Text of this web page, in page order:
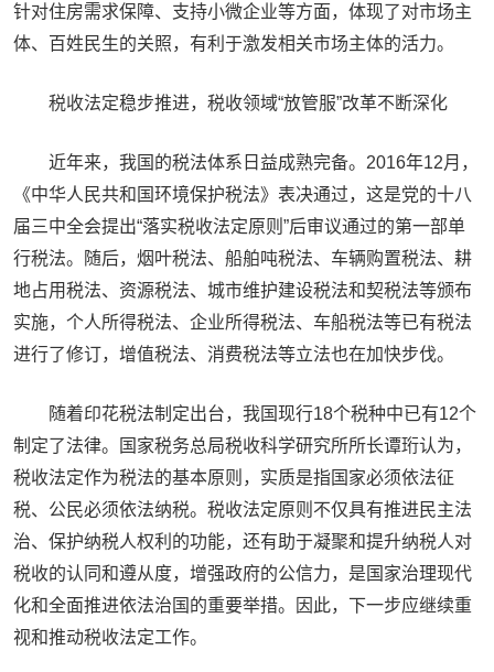
针对住房需求保障、支持小微企业等方面，体现了对市场主
体、百姓民生的关照，有利于激发相关市场主体的活力。
税收法定稳步推进，税收领域“放管服”改革不断深化
近年来，我国的税法体系日益成熟完备。2016年12月，
《中华人民共和国环境保护税法》表决通过，这是党的十八
届三中全会提出“落实税收法定原则”后审议通过的第一部单
行税法。随后，烟叶税法、船舶吨税法、车辆购置税法、耕
地占用税法、资源税法、城市维护建设税法和契税法等颁布
实施，个人所得税法、企业所得税法、车船税法等已有税法
进行了修订，增值税法、消费税法等立法也在加快步伐。
随着印花税法制定出台，我国现行18个税种中已有12个
制定了法律。国家税务总局税收科学研究所所长谭珩认为，
税收法定作为税法的基本原则，实质是指国家必须依法征
税、公民必须依法纳税。税收法定原则不仅具有推进民主法
治、保护纳税人权利的功能，还有助于凝聚和提升纳税人对
税收的认同和遵从度，增强政府的公信力，是国家治理现代
化和全面推进依法治国的重要举措。因此，下一步应继续重
视和推动税收法定工作。